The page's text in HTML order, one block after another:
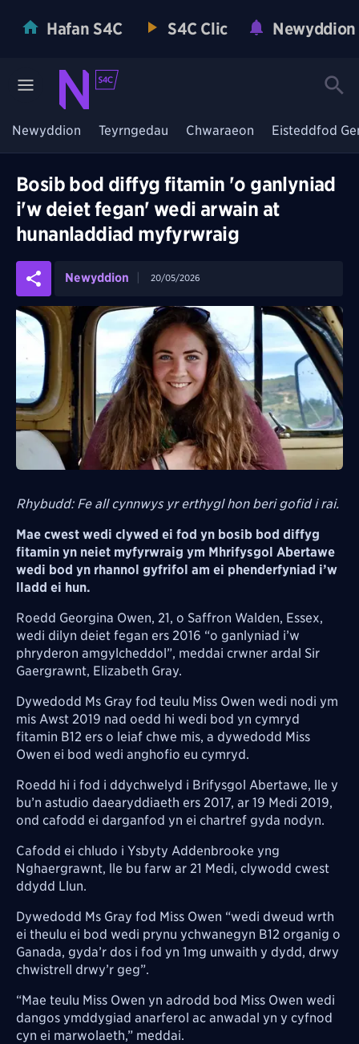
Hafan S4C S4C Clic Newyddion
Newyddion Teyrngedau Chwaraeon Eisteddfod
Bosib bod diffyg fitamin 'o ganlyniad
i'w deiet fegan' wedi arwain at
hunanladdiad myfyrwraig
Newyddion 20/05/2026
Rhybudd: Fe all cynnwys yr erthygl hon beri gofid i rai.
Mae cwest wedi clywed ei fod yn bosib bod diffyg
fitamin yn neiet myfyrwraig ym Mhrifysgol Abertawe
wedi bod yn rhannol gyfrifol am ei phenderfyniad i’w
lladd ei hun.
Roedd Georgina Owen, 21, o Saffron Walden, Essex,
wedi dilyn deiet fegan ers 2016 “o ganlyniad i’w
phryderon amgylcheddol”, meddai crwner ardal Sir
Gaergrawnt, Elizabeth Gray.
Dywedodd Ms Gray fod teulu Miss Owen wedi nodi ym
mis Awst 2019 nad oedd hi wedi bod yn cymryd
fitamin B12 ers o leiaf chwe mis, a dywedodd Miss
Owen ei bod wedi anghofio eu cymryd.
Roedd hi i fod i ddychwelyd i Brifysgol Abertawe, lle y
bu’n astudio daearyddiaeth ers 2017, ar 19 Medi 2019,
ond cafodd ei darganfod yn ei chartref gyda nodyn.
Cafodd ei chludo i Ysbyty Addenbrooke yng
Nghaergrawnt, lle bu farw ar 21 Medi, clywodd cwest
ddydd Llun.
Dywedodd Ms Gray fod Miss Owen “wedi dweud wrth
ei theulu ei bod wedi prynu ychwanegyn B12 organig o
Ganada, gyda’r dos i fod yn 1mg unwaith y dydd, drwy
chwistrell drwy’r geg”.
“Mae teulu Miss Owen yn adrodd bod Miss Owen wedi
dangos ymddygiad anarferol ac anwadal yn y cyfnod
cyn ei marwolaeth,” meddai.